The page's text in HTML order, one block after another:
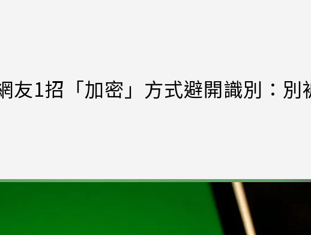
友1招「加密」方式避開識別：別